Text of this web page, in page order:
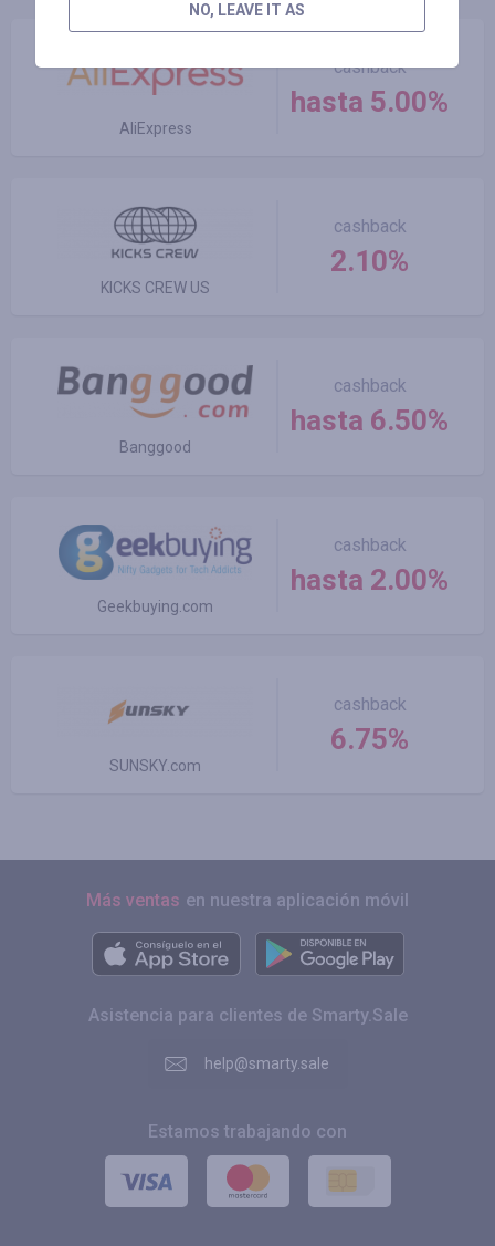
AliExpress
cashback
hasta 5.00%
KICKS CREW US
cashback
2.10%
Banggood
cashback
hasta 6.50%
Geekbuying.com
cashback
hasta 2.00%
SUNSKY.com
cashback
6.75%
Más ventas en nuestra aplicación móvil
Asistencia para clientes de Smarty.Sale
help@smarty.sale
Estamos trabajando con
NO, LEAVE IT AS